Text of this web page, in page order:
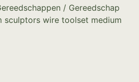
/ Gereedschap
sculptors wire toolset medium